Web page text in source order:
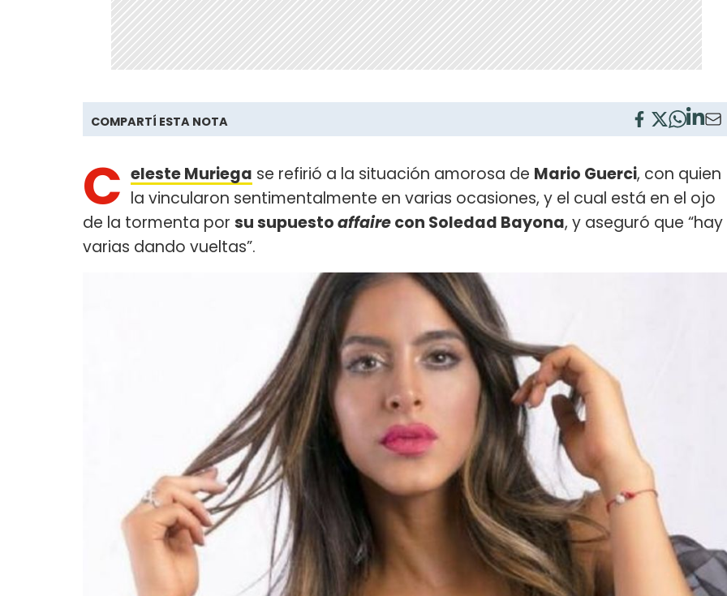
COMPARTÍ ESTA NOTA
C eleste Muriega se refirió a la situación amorosa de Mario Guerci, con quien
la vincularon sentimentalmente en varias ocasiones, y el cual está en el ojo
de la tormenta por su supuestoaffairecon Soledad Bayona, y aseguró que “hay
varias dando vueltas”.